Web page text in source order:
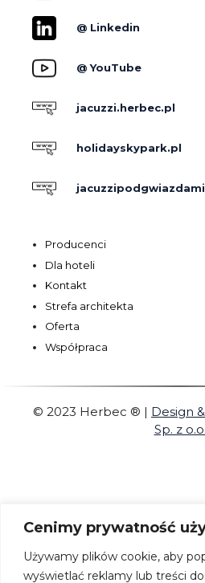
Cenimy prywatność
Używamy plików cookie, aby
wyświetlać reklamy lub treści
@ Linkedin
@ YouTube
jacuzzi.herbec.pl
holidayskypark.pl
Producenci
Dla hoteli
Kontakt
Strefa architekta
Oferta
Współpraca
© 2023 Herbec ® | Design
Sp. z o.o.